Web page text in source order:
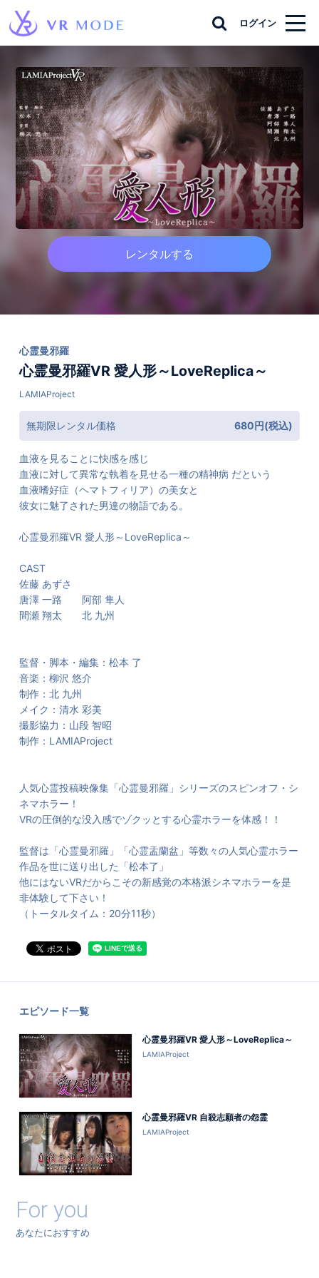
ログイン
レンタルする
心霊曼邪羅
心霊曼邪羅VR 愛人形～LoveReplica～
LAMIAProject
無期限レンタル価格 680円(税込)
血液を見ることに快感を感じ
血液に対して異常な執着を見せる一種の精神病 だという
血液嗜好症（ヘマトフィリア）の美女と
彼女に魅了された男達の物語である。
心霊曼邪羅VR 愛人形～LoveReplica～
CAST
佐藤 あずさ
唐澤 一路 阿部 隼人
間瀬 翔太 北 九州
監督・脚本・編集：松本 了
音楽：柳沢 悠介
制作：北 九州
メイク：清水 彩美
撮影協力：山段 智昭
制作：LAMIAProject
人気心霊投稿映像集「心霊曼邪羅」シリーズのスピンオフ・シ
ネマホラー！
VRの圧倒的な没入感でゾクッとする心霊ホラーを体感！！
監督は「心霊曼邪羅」「心霊盂蘭盆」等数々の人気心霊ホラー
作品を世に送り出した「松本了」
他にはないVRだからこその新感覚の本格派シネマホラーを是
非体験して下さい！
（トータルタイム：20分11秒）
エピソード一覧
心霊曼邪羅VR 愛人形～LoveReplica～
LAMIAProject
心霊曼邪羅VR 自殺志願者の怨霊
LAMIAProject
For you
あなたにおすすめ